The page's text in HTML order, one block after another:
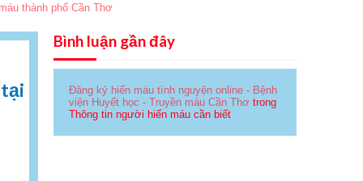
thành phố Cần Thơ
tại
Bình luận gần đây
Đăng ký hiến máu tình nguyện online - Bệnh
viện Huyết học - Truyền máu Cần Thơ trong
Thông tin người hiến máu cần biết